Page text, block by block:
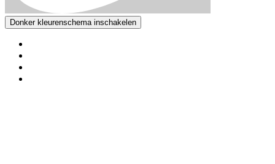
Donker kleurenschema inschakelen